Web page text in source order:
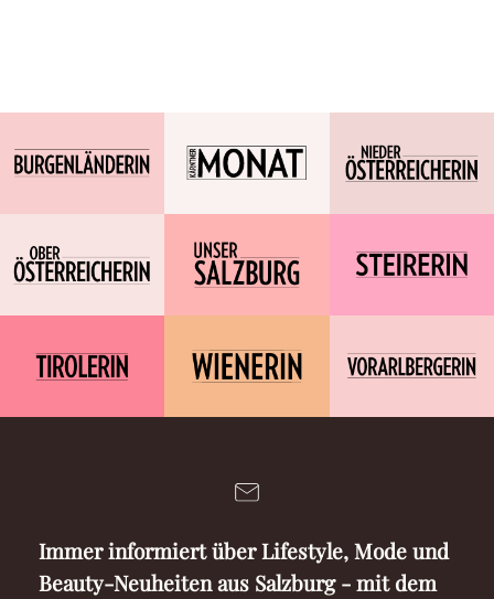
Immer informiert über Lifestyle, Mode und
Beauty-Neuheiten aus Salzburg - mit dem